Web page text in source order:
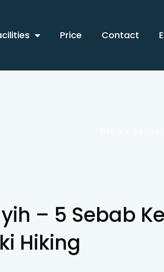
Price Contact
– 5 Sebab
Hiking